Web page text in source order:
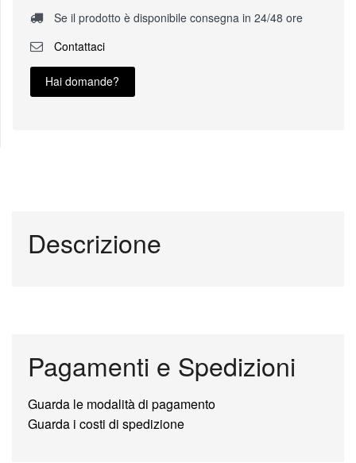
Se il prodotto è disponibile consegna in 24/48 ore
Contattaci
Hai domande?
Descrizione
Pagamenti e Spedizioni
Guarda le modalità di pagamento
Guarda i costi di spedizione